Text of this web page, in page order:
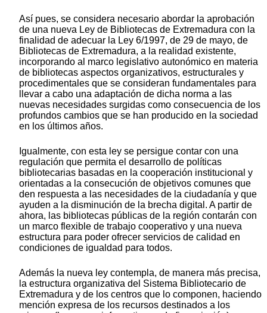
Así pues, se considera necesario abordar la aprobación
de una nueva Ley de Bibliotecas de Extremadura con la
finalidad de adecuar la Ley 6/1997, de 29 de mayo, de
Bibliotecas de Extremadura, a la realidad existente,
incorporando al marco legislativo autonómico en materia
de bibliotecas aspectos organizativos, estructurales y
procedimentales que se consideran fundamentales para
llevar a cabo una adaptación de dicha norma a las
nuevas necesidades surgidas como consecuencia de los
profundos cambios que se han producido en la sociedad
en los últimos años.
Igualmente, con esta ley se persigue contar con una
regulación que permita el desarrollo de políticas
bibliotecarias basadas en la cooperación institucional y
orientadas a la consecución de objetivos comunes que
den respuesta a las necesidades de la ciudadanía y que
ayuden a la disminución de la brecha digital. A partir de
ahora, las bibliotecas públicas de la región contarán con
un marco flexible de trabajo cooperativo y una nueva
estructura para poder ofrecer servicios de calidad en
condiciones de igualdad para todos.
Además la nueva ley contempla, de manera más precisa,
la estructura organizativa del Sistema Bibliotecario de
Extremadura y de los centros que lo componen, haciendo
mención expresa de los recursos destinados a los